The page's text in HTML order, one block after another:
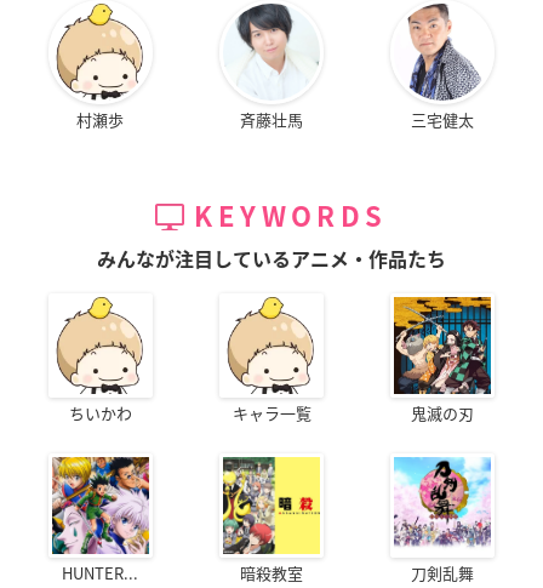
村瀬歩 斉藤壮馬 三宅健太
KEYWORDS
みんなが注目しているアニメ・作品たち
ちいかわ キャラ一覧 鬼滅の刃
HUNTER... 暗殺教室 刀剣乱舞